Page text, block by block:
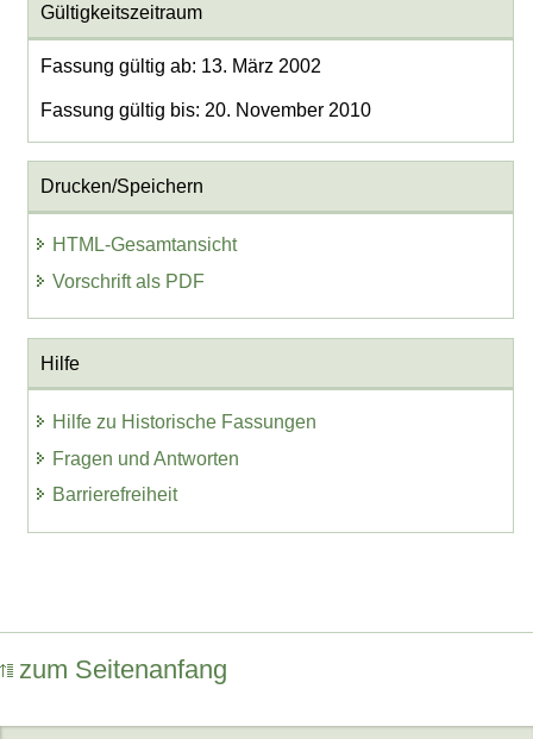
Gültigkeitszeitraum
Fassung gültig ab: 13. März 2002
Fassung gültig bis: 20. November 2010
Drucken/Speichern
HTML-Gesamtansicht
Vorschrift als PDF
Hilfe
Hilfe zu Historische Fassungen
Fragen und Antworten
Barrierefreiheit
zum Seitenanfang